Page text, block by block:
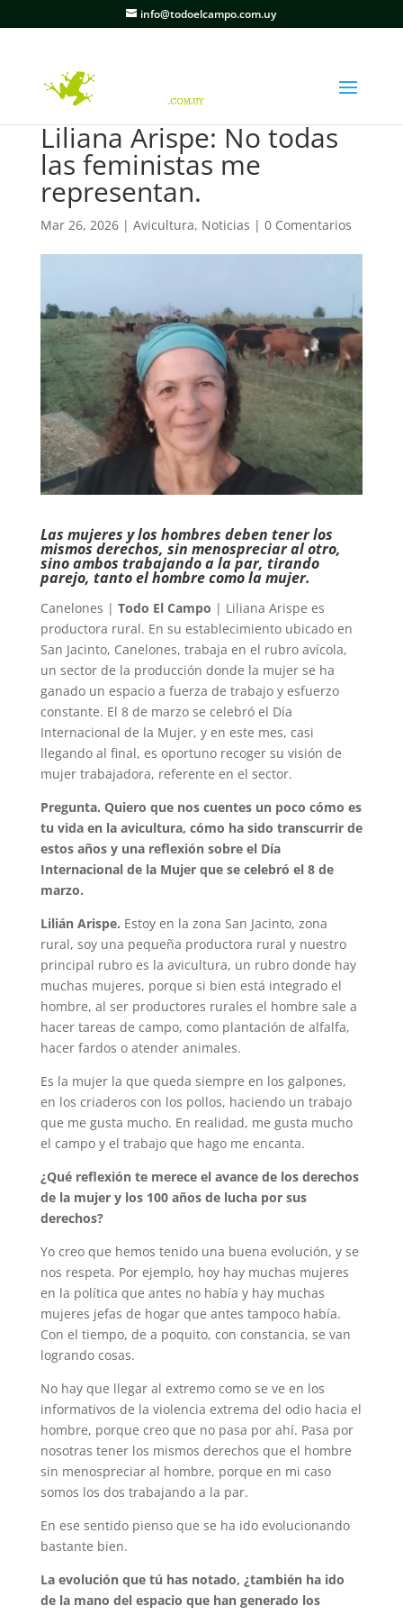
info@todoelcampo.com.uy
Liliana Arispe: No todas
las feministas me
representan.
Mar 26, 2026| Avicultura, Noticias | 0 Comentarios
Las mujeres y los hombres deben tener los
mismos derechos, sin menospreciar al otro,
sino ambos trabajando a la par, tirando
parejo, tanto el hombre como la mujer.
Canelones | Todo El Campo | Liliana Arispe es
productora rural. En su establecimiento ubicado en
San Jacinto, Canelones, trabaja en el rubro avícola,
un sector de la producción donde la mujer se ha
ganado un espacio a fuerza de trabajo y esfuerzo
constante. El 8 de marzo se celebró el Día
Internacional de la Mujer, y en este mes, casi
llegando al final, es oportuno recoger su visión de
mujer trabajadora, referente en el sector.
Pregunta. Quiero que nos cuentes un poco cómo es
tu vida en la avicultura, cómo ha sido transcurrir de
estos años y una reflexión sobre el Día
Internacional de la Mujer que se celebró el 8 de
marzo.
Lilián Arispe. Estoy en la zona San Jacinto, zona
rural, soy una pequeña productora rural y nuestro
principal rubro es la avicultura, un rubro donde hay
muchas mujeres, porque si bien está integrado el
hombre, al ser productores rurales el hombre sale a
hacer tareas de campo, como plantación de alfalfa,
hacer fardos o atender animales.
Es la mujer la que queda siempre en los galpones,
en los criaderos con los pollos, haciendo un trabajo
que me gusta mucho. En realidad, me gusta mucho
el campo y el trabajo que hago me encanta.
¿Qué reflexión te merece el avance de los derechos
de la mujer y los 100 años de lucha por sus
derechos?
Yo creo que hemos tenido una buena evolución, y se
nos respeta. Por ejemplo, hoy hay muchas mujeres
en la política que antes no había y hay muchas
mujeres jefas de hogar que antes tampoco había.
Con el tiempo, de a poquito, con constancia, se van
logrando cosas.
No hay que llegar al extremo como se ve en los
informativos de la violencia extrema del odio hacia el
hombre, porque creo que no pasa por ahí. Pasa por
nosotras tener los mismos derechos que el hombre
sin menospreciar al hombre, porque en mi caso
somos los dos trabajando a la par.
En ese sentido pienso que se ha ido evolucionando
bastante bien.
La evolución que tú has notado, ¿también ha ido
de la mano del espacio que han generado los